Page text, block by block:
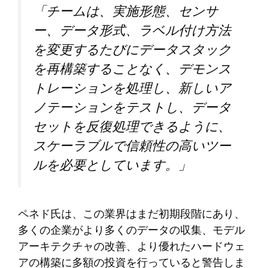
「チームは、実施形態、センサ
ー、データ形式、ラベル付け方法
を変更するたびにデータスタック
を再構築することなく、デモンス
トレーションを処理し、新しいア
ノテーションをテストし、データ
セットを反復処理できるように、
スケーラブルで信頼性の高いツー
ルを必要としています。」
ペネド氏は、この業界はまだ初期段階にあり、
多くの企業がより多くのデータの収集、モデル
アーキテクチャの改善、より優れたハードウェ
アの構築に多額の投資を行っていると警告しま